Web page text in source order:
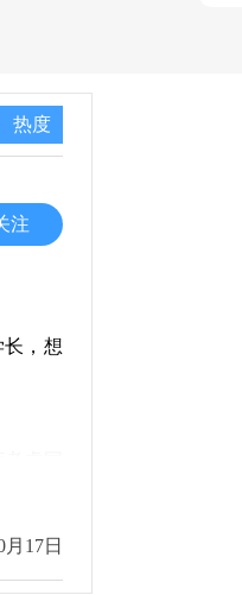
热度
注
长，想
涵盖
17日